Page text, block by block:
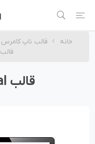
خانه قالب ناپ کامرس
قالب Striving Teal
قالب Striving Teal